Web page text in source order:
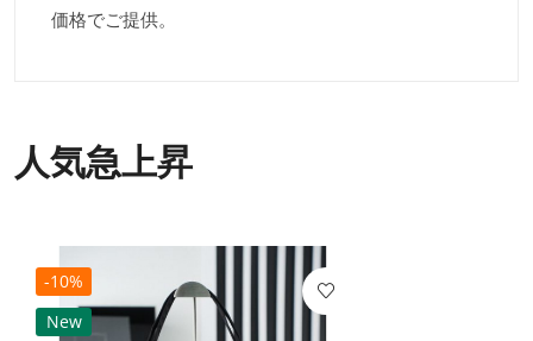
価格でご提供。
人気急上昇
-10%
New